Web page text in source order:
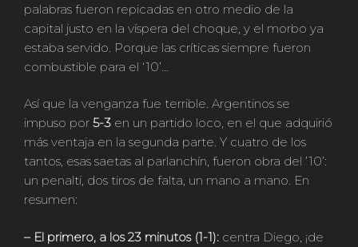
palabras fueron repicadas en otro medio de la
capital justo en la víspera del choque, y el morbo ya
estaba servido. Porque las críticas siempre fueron
combustible para el ‘10’…
Así que la venganza fue terrible. Argentinos se
impuso por 5-3 en un partido loco, en el que adquirió
más ventaja en la segunda parte. Y cuatro de los
tantos, esas saetas al parlanchín, fueron obra del ’10’:
un penalti, dos tiros de falta, un mano a mano. En
resumen:
– El primero, a los 23 minutos (1-1): centra Diego, ¡de